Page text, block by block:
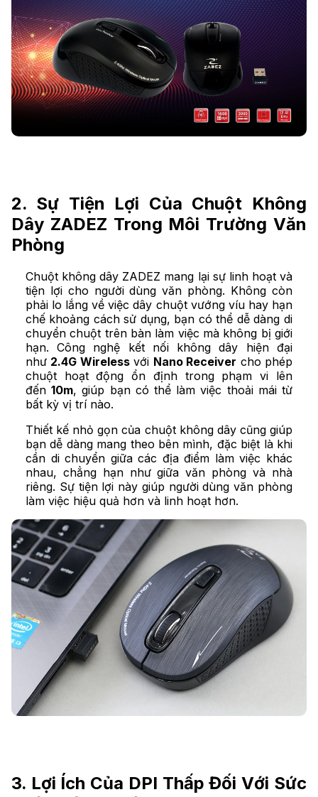
2. Sự Tiện Lợi Của Chuột Không
Dây ZADEZ Trong Môi Trường Văn
Phòng
Chuột không dây ZADEZ mang lại sự linh hoạt và
tiện lợi cho người dùng văn phòng. Không còn
phải lo lắng về việc dây chuột vướng víu hay hạn
chế khoảng cách sử dụng, bạn có thể dễ dàng di
chuyển chuột trên bàn làm việc mà không bị giới
hạn. Công nghệ kết nối không dây hiện đại
như 2.4G Wirelessvới Nano Receiver cho phép
chuột hoạt động ổn định trong phạm vi lên
đến10m, giúp bạn có thể làm việc thoải mái từ
bất kỳ vị trí nào.
Thiết kế nhỏ gọn của chuột không dây cũng giúp
bạn dễ dàng mang theo bên mình, đặc biệt là khi
cần di chuyển giữa các địa điểm làm việc khác
nhau, chẳng hạn như giữa văn phòng và nhà
riêng. Sự tiện lợi này giúp người dùng văn phòng
làm việc hiệu quả hơn và linh hoạt hơn.
3. Lợi Ích Của DPI Thấp Đối Với Sức